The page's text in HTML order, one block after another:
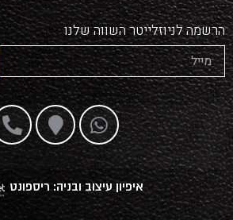
הרשמה לניוזלייטר השווה שלנו
איפיון עיצוב ובניה: ריספונט